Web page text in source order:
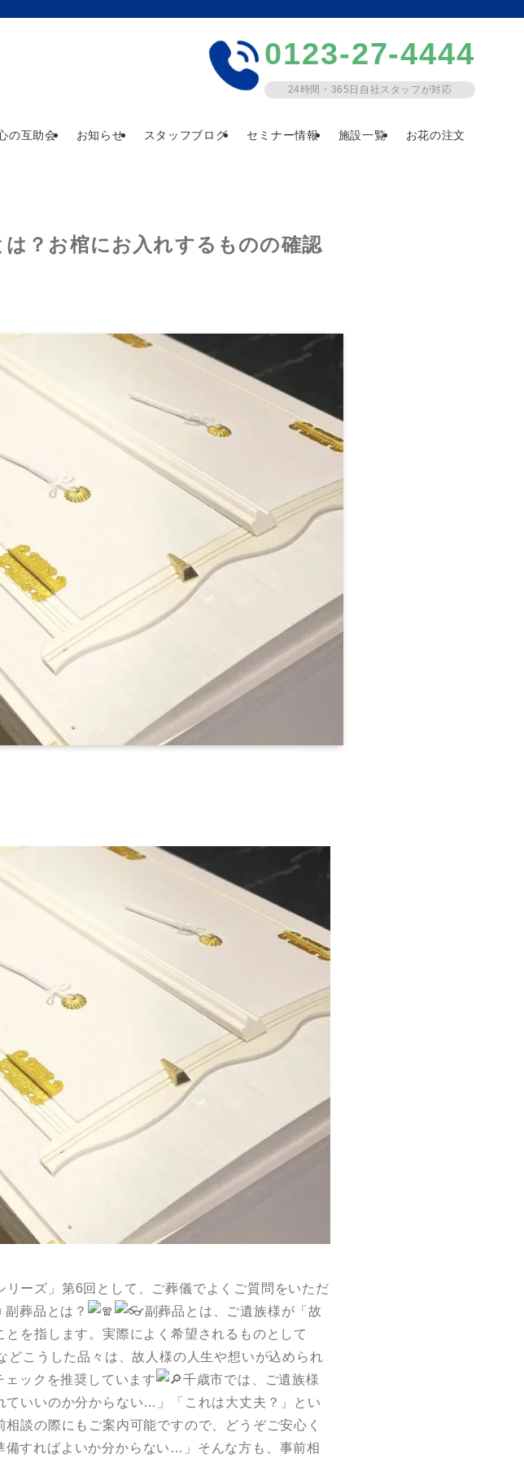
の互助会 お知らせ スタッフブログ セミナー情報 施設一覧 お花の注文
0123-27-4444
24時間・365日自社スタッフが対応
？お棺にお入れするものの確認
リーズ」第6回として、ご葬儀でよくご質問をいただ
副葬品とは？
副葬品とは、ご遺族様が「故
を指します。実際によく希望されるものとして
こうした品々は、故人様の人生や想いが込められ
ックを推奨しています
千歳市では、ご遺族様
ていいのか分からない…」「これは大丈夫？」とい
談の際にもご案内可能ですので、どうぞご安心く
備すればよいか分からない…」そんな方も、事前相